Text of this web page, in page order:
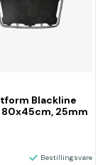
Blackline
80x45cm, 25mm
Bestillingsvare